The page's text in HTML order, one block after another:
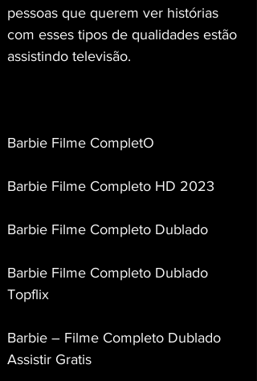
pessoas que querem ver histórias
com esses tipos de qualidades estão
assistindo televisão.
Barbie Filme CompletO
Barbie Filme Completo HD 2023
Barbie Filme Completo Dublado
Barbie Filme Completo Dublado
Topflix
Barbie – Filme Completo Dublado
Assistir Gratis